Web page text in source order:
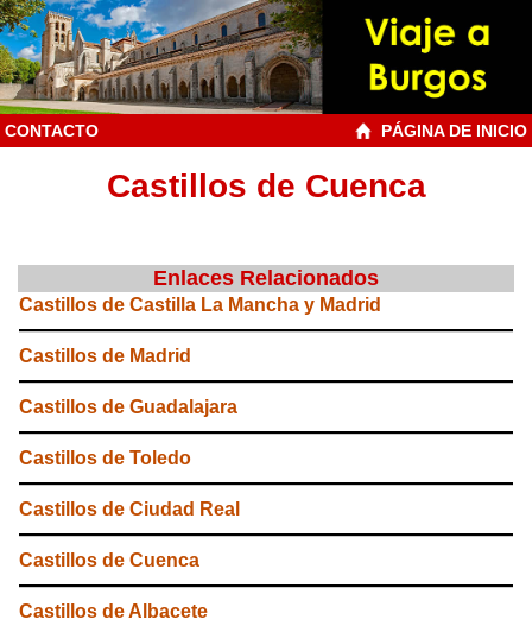
CONTACTO PÁGINA DE INICIO
Castillos de Cuenca
Enlaces Relacionados
Castillos de Castilla La Mancha y Madrid
Castillos de Madrid
Castillos de Guadalajara
Castillos de Toledo
Castillos de Ciudad Real
Castillos de Cuenca
Castillos de Albacete